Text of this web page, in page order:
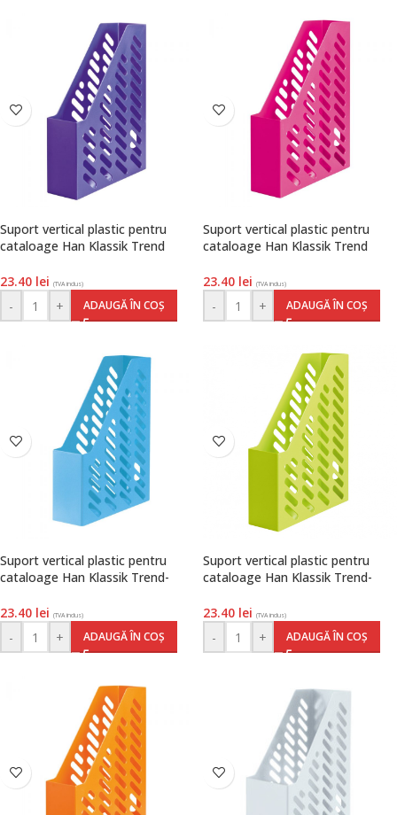
Suport vertical plastic pentru
cataloage Han Klassik Trend
23.40 lei (TVA inclus)
- + ADAUGĂ ÎN COȘ
Suport vertical plastic pentru
cataloage Han Klassik Trend
23.40 lei (TVA inclus)
- + ADAUGĂ ÎN COȘ
Suport vertical plastic pentru
cataloage Han Klassik Trend-
23.40 lei (TVA inclus)
- + ADAUGĂ ÎN COȘ
Suport vertical plastic pentru
cataloage Han Klassik Trend-
23.40 lei (TVA inclus)
- + ADAUGĂ ÎN COȘ